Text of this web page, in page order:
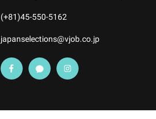
(+81)45-550-5162
japanselections@vjob.co.jp